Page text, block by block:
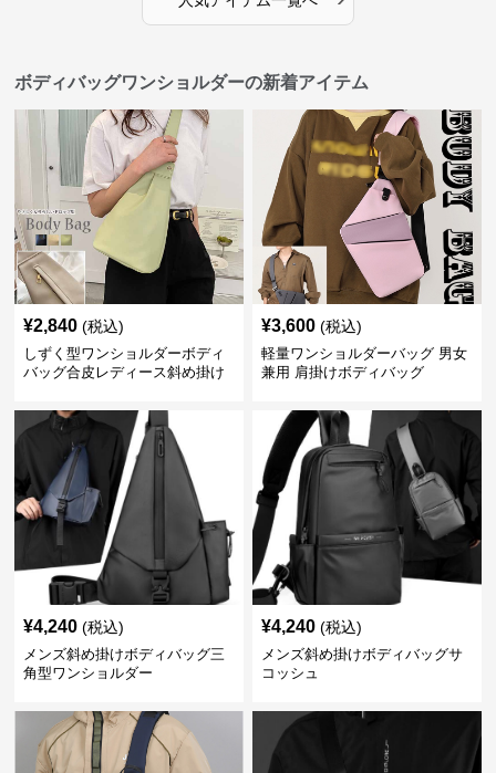
ボディバッグワンショルダーの新着アイテム
¥2,840 (税込)
しずく型ワンショルダーボディ
バッグ合皮レディース斜め掛け
¥3,600 (税込)
軽量ワンショルダーバッグ 男女
兼用 肩掛けボディバッグ
¥4,240 (税込)
メンズ斜め掛けボディバッグ三
角型ワンショルダー
¥4,240 (税込)
メンズ斜め掛けボディバッグサ
コッシュ